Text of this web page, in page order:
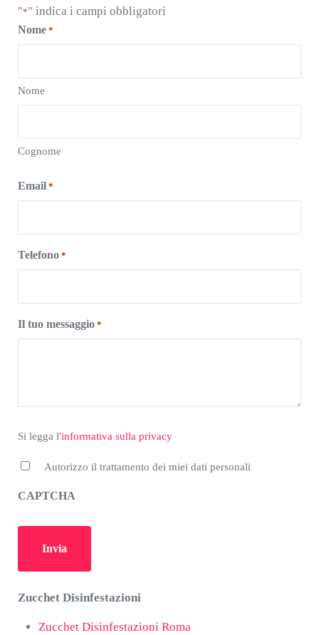
"*" indica i campi obbligatori
Nome *
Nome
Cognome
Email *
Telefono *
Il tuo messaggio *
Si legga l'informativa sulla privacy
Autorizzo il trattamento dei miei dati personali
CAPTCHA
Zucchet Disinfestazioni
Zucchet Disinfestazioni Roma